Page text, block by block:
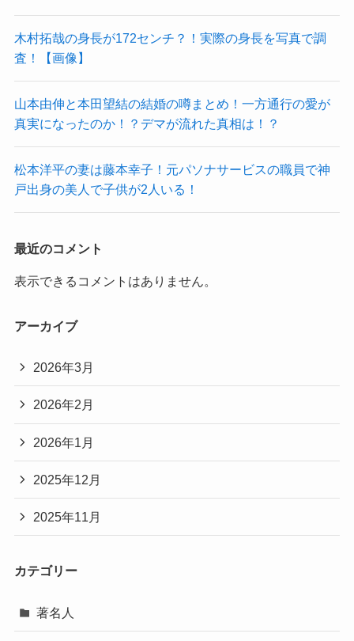
木村拓哉の身長が172センチ？！実際の身長を写真で調
査！【画像】
山本由伸と本田望結の結婚の噂まとめ！一方通行の愛が
真実になったのか！？デマが流れた真相は！？
松本洋平の妻は藤本幸子！元パソナサービスの職員で神
戸出身の美人で子供が2人いる！
最近のコメント
表示できるコメントはありません。
アーカイブ
2026年3月
2026年2月
2026年1月
2025年12月
2025年11月
カテゴリー
著名人